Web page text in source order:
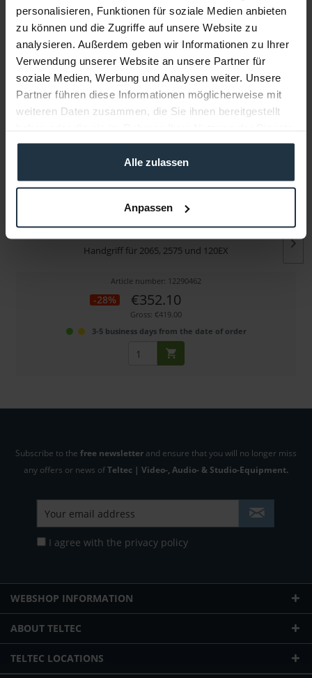
personalisieren, Funktionen für soziale Medien anbieten
zu können und die Zugriffe auf unsere Website zu
analysieren. Außerdem geben wir Informationen zu Ihrer
Verwendung unserer Website an unsere Partner für
soziale Medien, Werbung und Analysen weiter. Unsere
Partner führen diese Informationen möglicherweise mit
weiteren Daten zusammen, die Sie ihnen bereitgestellt
gesammelt haben.
Alle zulassen
Anpassen
Manufacturer & Product Safety Information
Folgende Infos zum Hersteller sind verfübar......more
More articles from +++ OConnor +++ look at
Handgriff für 2065, 2575 und 120EX
Article number: 12290462
-28% €352.10
Gross: €419.00
3-5 business days from the date of order
Subscribe to the free newsletter and ensure that you will no longer miss
any offers or news ofTeltec | Video-, Audio- & Studio-Equipment.
I agree with the privacy policy
WEBSHOP INFORMATION
ABOUT TELTEC
TELTEC LOCATIONS